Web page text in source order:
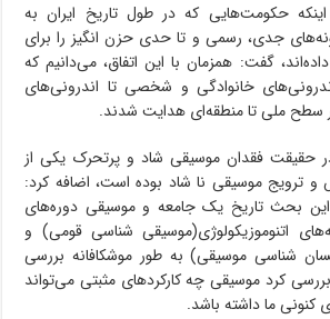
حکومت‌هایی که در طول تاریخ ایران به
جدی، رسمی و تا حدی حزن انگیز را برای
گفت: همزمان با این اتفاق، می‌دانیم که
خانوادگی و شخصی تا اندرونی‌های
سطح ملی تا منطقه‌ای هدایت شدند.
در حقیقت فقدان موسیقی شاد و پرتحرک یکی از
ترویج موسیقی نا شاد بوده است، اضافه کرد:
بحث تاریخ یک جامعه و موسیقی دوره‌های
اتنوموزیکولوژی(موسیقی شناسی قومی) و
شناسی موسیقی) به طور موشکافانه بررسی
کرد موسیقی چه کارکردهای مثبتی می‌تواند
ما داشته باشد.